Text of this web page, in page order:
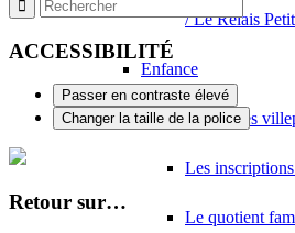
/ Le Relais
Enfance
Les écoles
Les
Le quotient
10 Avenue Auguste Blanqui 93420
01 48 61 51 34
CABINET DE RADIOLOGIE A.T.
11 Avenue Auguste Blanqui 93420
ACCESSIBILITÉ
Passer en contraste élevé
Changer la taille de la police
Retour sur…